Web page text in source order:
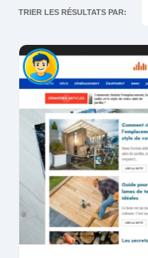
TRIER LES RÉSULTATS PAR: